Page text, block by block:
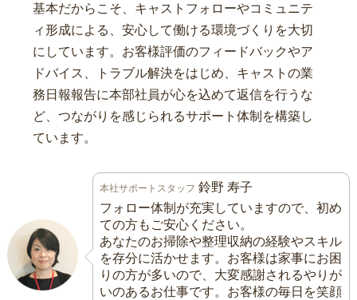
基本だからこそ、キャストフォローやコミュニテ
ィ形成による、安心して働ける環境づくりを大切
にしています。お客様評価のフィードバックやア
ドバイス、トラブル解決をはじめ、キャストの業
務日報報告に本部社員が心を込めて返信を行うな
ど、つながりを感じられるサポート体制を構築し
ています。
本社サポートスタッフ 鈴野 寿子
フォロー体制が充実していますので、初め
ての方もご安心ください。
あなたのお掃除や整理収納の経験やスキル
を存分に活かせます。お客様は家事にお困
りの方が多いので、大変感謝されるやりが
いのあるお仕事です。お客様の毎日を笑顔